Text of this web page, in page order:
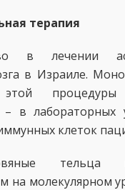
терапия
в лечении
в Израиле.
процедуры
– в лабораторных
клеток
тельца
на молекулярном